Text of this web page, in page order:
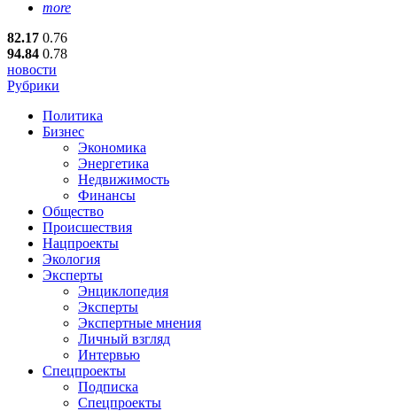
more
82.17 0.76
94.84 0.78
новости
Рубрики
Политика
Бизнес
Экономика
Энергетика
Недвижимость
Финансы
Общество
Происшествия
Нацпроекты
Экология
Эксперты
Энциклопедия
Эксперты
Экспертные мнения
Личный взгляд
Интервью
Спецпроекты
Подписка
Спецпроекты